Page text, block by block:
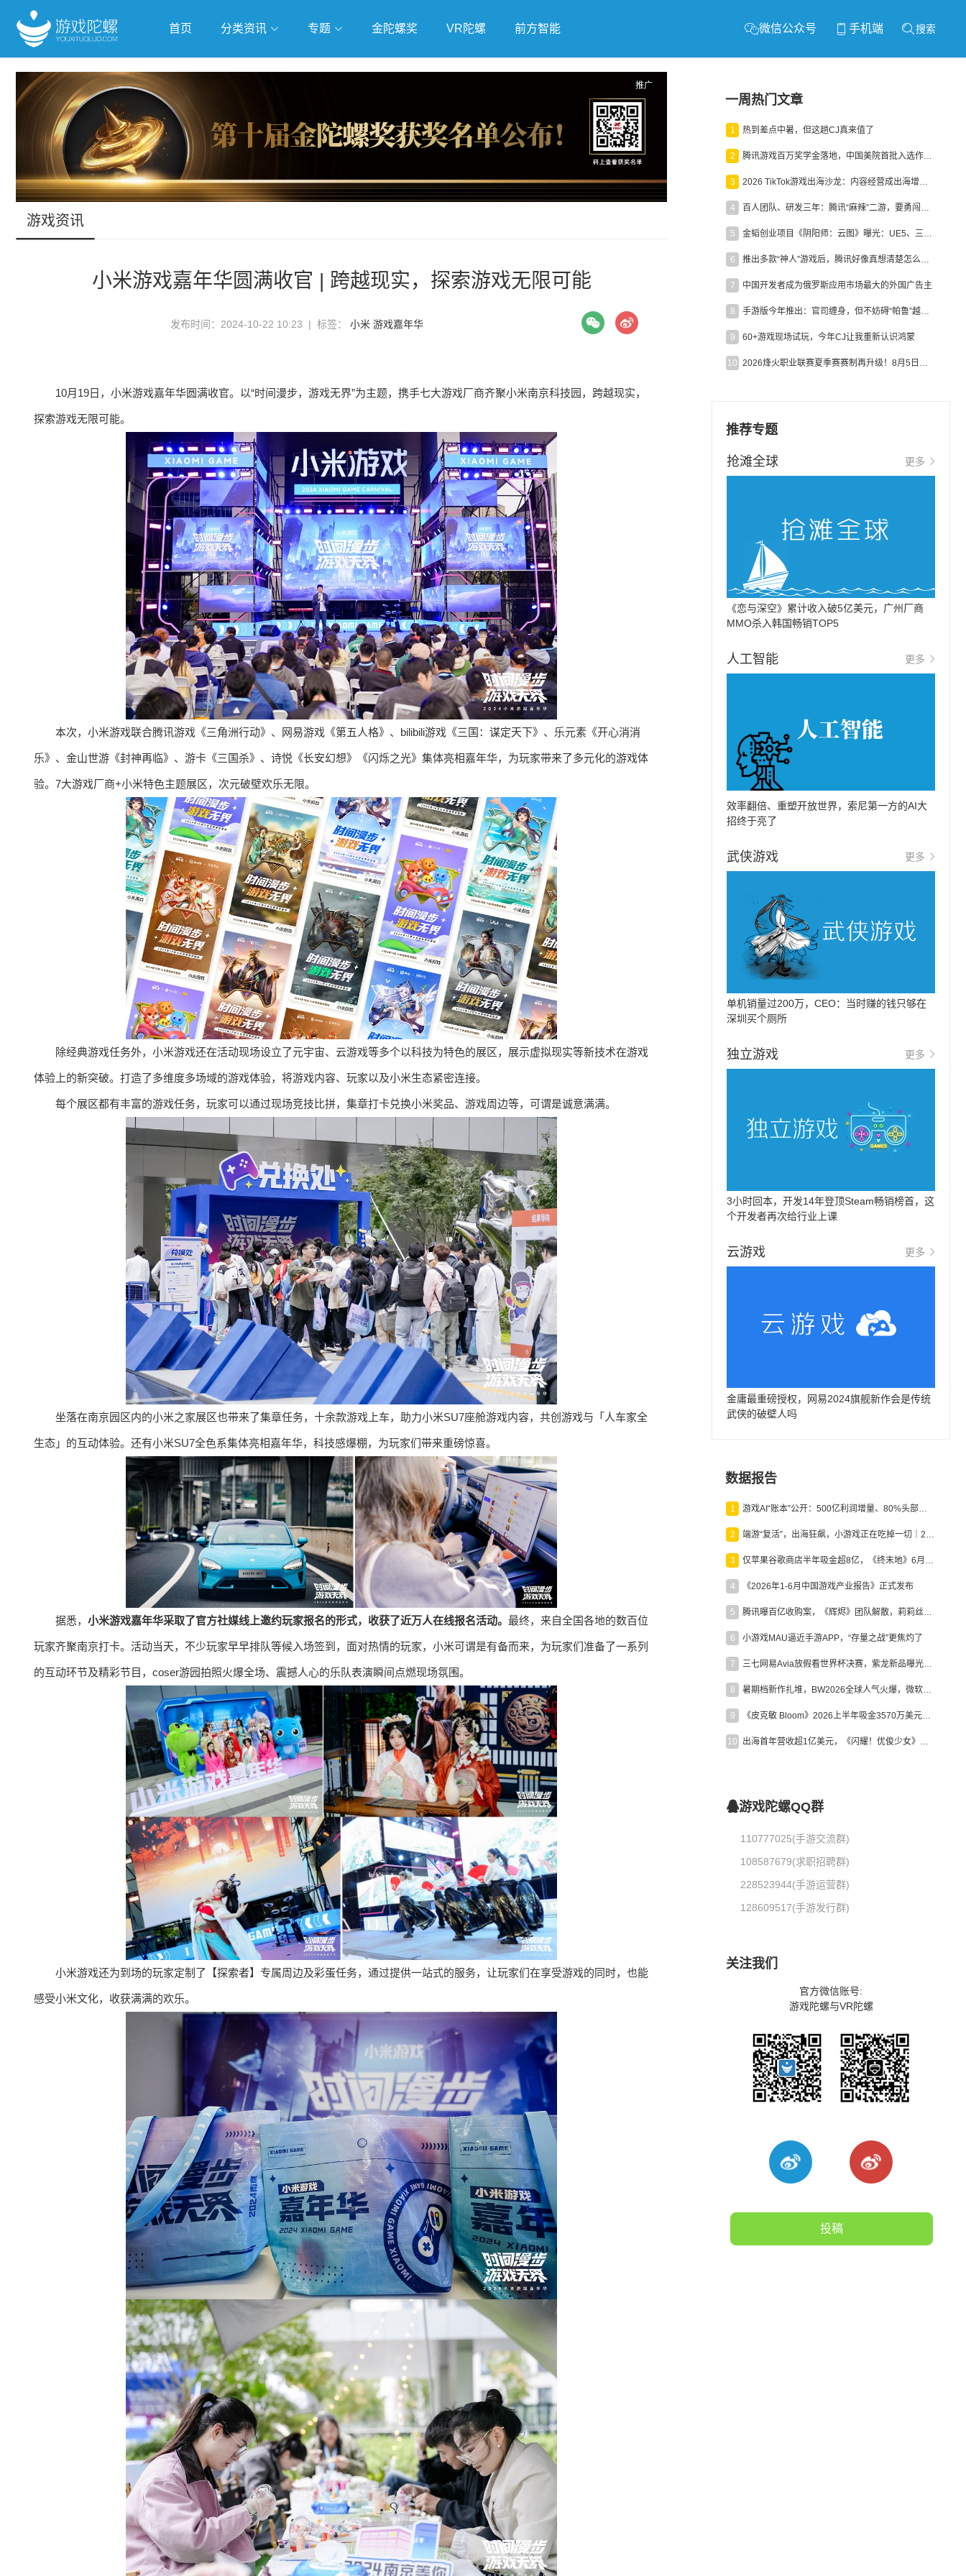
首页 分类资讯 专题
抢滩全球 人工智能 武侠游戏 独立游戏 云游戏
跨界Talk
金陀螺奖 VR陀螺 前方智能 微信公众号 手机端 搜索
推广
游戏资讯
小米游戏嘉年华圆满收官 | 跨越现实，探索游戏无限可能
发布时间：2024-10-22 10:23 | 标签： 小米 游戏嘉年华
10月19日，小米游戏嘉年华圆满收官。以“时间漫步，游戏无界”为主题，携手七大游戏厂商齐聚小米南京科技园，跨越现实，
探索游戏无限可能。
本次，小米游戏联合腾讯游戏《三角洲行动》、网易游戏《第五人格》、bilibili游戏《三国：谋定天下》、乐元素《开心消消
乐》、金山世游《封神再临》、游卡《三国杀》、诗悦《长安幻想》《闪烁之光》集体亮相嘉年华，为玩家带来了多元化的游戏体
验。7大游戏厂商+小米特色主题展区，次元破壁欢乐无限。
除经典游戏任务外，小米游戏还在活动现场设立了元宇宙、云游戏等多个以科技为特色的展区，展示虚拟现实等新技术在游戏
体验上的新突破。打造了多维度多场域的游戏体验，将游戏内容、玩家以及小米生态紧密连接。
每个展区都有丰富的游戏任务，玩家可以通过现场竞技比拼，集章打卡兑换小米奖品、游戏周边等，可谓是诚意满满。
坐落在南京园区内的小米之家展区也带来了集章任务，十余款游戏上车，助力小米SU7座舱游戏内容，共创游戏与「人车家全
生态」的互动体验。还有小米SU7全色系集体亮相嘉年华，科技感爆棚，为玩家们带来重磅惊喜。
据悉， 小米游戏嘉年华采取了官方社媒线上邀约玩家报名的形式，收获了近万人在线报名活动。 最终，来自全国各地的数百位
玩家齐聚南京打卡。活动当天，不少玩家早早排队等候入场签到，面对热情的玩家，小米可谓是有备而来，为玩家们准备了一系列
的互动环节及精彩节目，coser游园拍照火爆全场、震撼人心的乐队表演瞬间点燃现场氛围。
小米游戏还为到场的玩家定制了【探索者】专属周边及彩蛋任务，通过提供一站式的服务，让玩家们在享受游戏的同时，也能
感受小米文化，收获满满的欢乐。
一周热门文章
1 热到差点中暑，但这趟CJ真来值了
2 腾讯游戏百万奖学金落地，中国美院首批入选作品获业内关注
3 2026 TikTok游戏出海沙龙：内容经营成出海增长新引擎
4 百人团队、研发三年：腾讯“麻辣”二游，要勇闯男性恋爱市场
5 金韬创业项目《阴阳师：云图》曝光：UE5、三端互通、ARPG
6 推出多款“神人”游戏后，腾讯好像真想清楚怎么做二次元了
7 中国开发者成为俄罗斯应用市场最大的外国广告主
8 手游版今年推出：官司缠身，但不妨碍“帕鲁”越来越火
9 60+游戏现场试玩，今年CJ让我重新认识鸿蒙
10 2026烽火职业联赛夏季赛赛制再升级！8月5日起24支战队集结开战！
推荐专题
抢滩全球 更多
《恋与深空》累计收入破5亿美元，广州厂商
MMO杀入韩国畅销TOP5
人工智能 更多
效率翻倍、重塑开放世界，索尼第一方的AI大
招终于亮了
武侠游戏 更多
单机销量过200万，CEO：当时赚的钱只够在
深圳买个厕所
独立游戏 更多
3小时回本，开发14年登顶Steam畅销榜首，这
个开发者再次给行业上课
云游戏 更多
金庸最重磅授权，网易2024旗舰新作会是传统
武侠的破壁人吗
数据报告
1 游戏AI“账本”公开：500亿利润增量、80%头部入局，谁在闷声发财？
2 端游“复活”，出海狂飙，小游戏正在吃掉一切｜2026上半年产业报告
3 仅苹果谷歌商店半年吸金超8亿，《终末地》6月份收入显著回暖
4 《2026年1-6月中国游戏产业报告》正式发布
5 腾讯曝百亿收购案，《辉烬》团队解散，莉莉丝新作曝光｜陀螺周报
6 小游戏MAU逼近手游APP，“存量之战”更焦灼了
7 三七网易Avia放假看世界杯决赛，紫龙新品曝光，米哈游新作上线 | 陀螺周报
8 暑期档新作扎堆，BW2026全球人气火爆，微软XBOX大裁员|陀螺周报
9 《皮克敏 Bloom》2026上半年吸金3570万美元，中国台湾成最大市场
10 出海首年营收超1亿美元，《闪耀！优俊少女》美国市场占比达七成
游戏陀螺QQ群
110777025(手游交流群)
108587679(求职招聘群)
228523944(手游运营群)
128609517(手游发行群)
关注我们
官方微信账号:
游戏陀螺与VR陀螺
投稿